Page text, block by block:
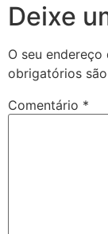
Deixe
O seu
obrigatórios
Comentário *